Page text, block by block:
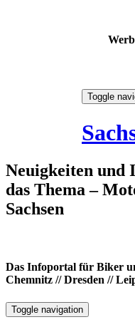
Toggle
Neuigkeiten und
das Thema –
Sachsen
Das Infoportal für Biker
Chemnitz // Dresden //
Toggle navigation